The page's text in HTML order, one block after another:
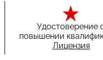
Удостоверение
повышении
Лицензия